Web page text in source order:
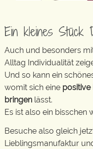
Ein kleines Stück
Auch und besonders
Alltag Individualität
Und so kann ein
womit sich eine positive
bringen lässt.
Es ist also ein bisschen
Besuche also gleich
Lieblingsmanufaktur